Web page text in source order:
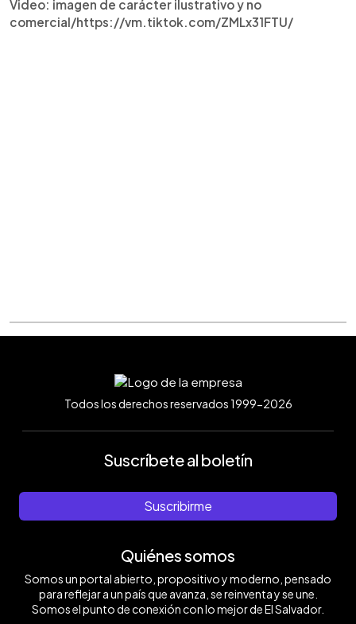
Video: imagen de carácter ilustrativo y no
comercial/https://vm.tiktok.com/ZMLx31FTU/
Todos los derechos reservados 1999-2026
Suscríbete al boletín
Suscribirme
Quiénes somos
Somos un portal abierto, propositivo y moderno, pensado
para reflejar a un país que avanza, se reinventa y se une.
Somos el punto de conexión con lo mejor de El Salvador.